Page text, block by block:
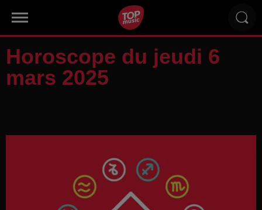
Horoscope du jeudi 6
mars 2025